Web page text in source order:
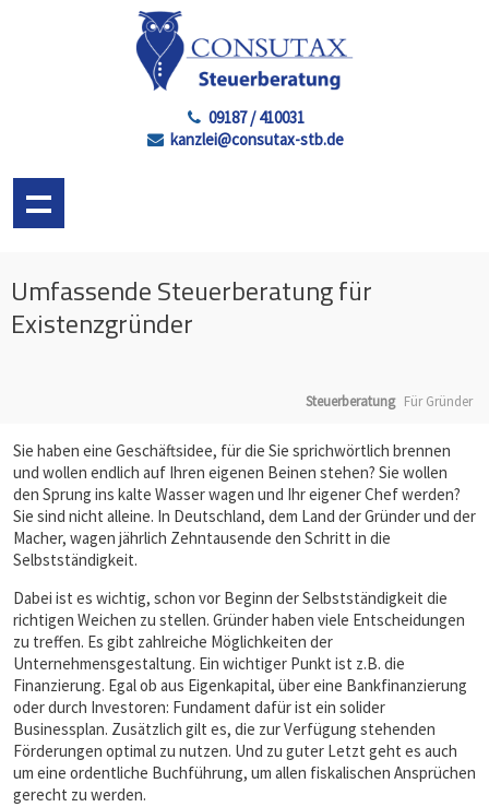
09187 / 410031
kanzlei@consutax-stb.de
Umfassende Steuerberatung für
Existenzgründer
Steuerberatung Für Gründer
Sie haben eine Geschäftsidee, für die Sie sprichwörtlich brennen
und wollen endlich auf Ihren eigenen Beinen stehen? Sie wollen
den Sprung ins kalte Wasser wagen und Ihr eigener Chef werden?
Sie sind nicht alleine. In Deutschland, dem Land der Gründer und der
Macher, wagen jährlich Zehntausende den Schritt in die
Selbstständigkeit.
Dabei ist es wichtig, schon vor Beginn der Selbstständigkeit die
richtigen Weichen zu stellen. Gründer haben viele Entscheidungen
zu treffen. Es gibt zahlreiche Möglichkeiten der
Unternehmensgestaltung. Ein wichtiger Punkt ist z.B. die
Finanzierung. Egal ob aus Eigenkapital, über eine Bankfinanzierung
oder durch Investoren: Fundament dafür ist ein solider
Businessplan. Zusätzlich gilt es, die zur Verfügung stehenden
Förderungen optimal zu nutzen. Und zu guter Letzt geht es auch
um eine ordentliche Buchführung, um allen fiskalischen Ansprüchen
gerecht zu werden.